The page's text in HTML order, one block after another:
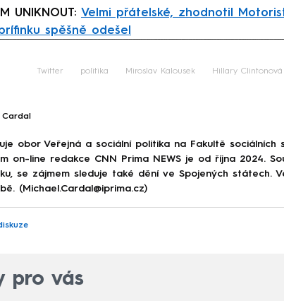
UNIKNOUT: Velmi přátelské, zhodnotil
spěšně odešel
Twitter politika Miroslav Kalousek Hillary Clintonová
Cardal
obor Veřejná a sociální politika na Fakultě sociálních
on-line redakce CNN Prima NEWS je od října 2024.
se zájmem sleduje také dění ve Spojených státech.
(Michael.Cardal@iprima.cz)
pro vás